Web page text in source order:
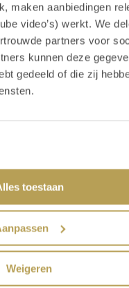
maken aanbiedingen
video’s) werkt. We
partners voor
kunnen deze
gedeeld of die zij
toestaan
Weigeren